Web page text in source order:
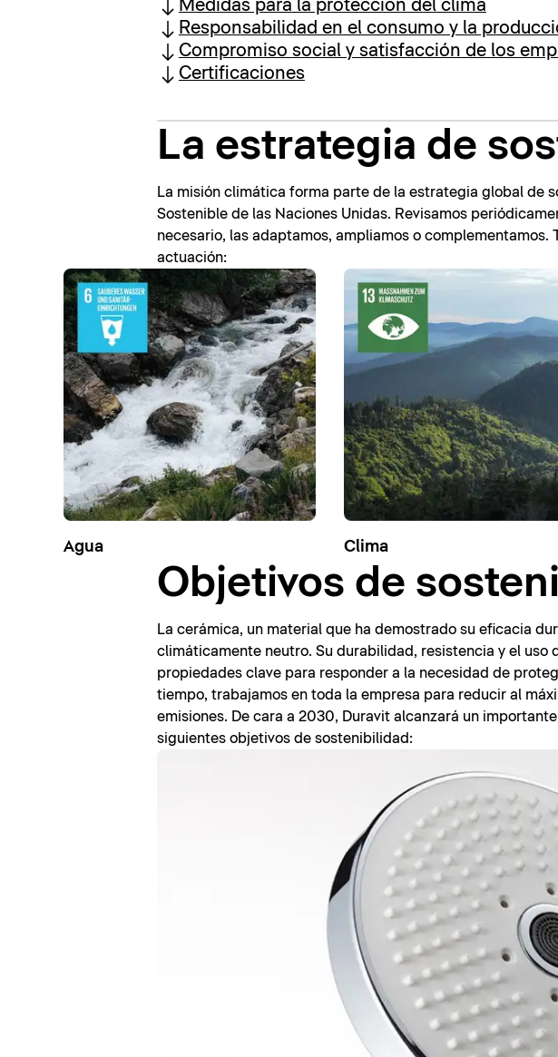
Medidas para la protección del clima
Responsabilidad en el consumo y la
Compromiso social y satisfacción de los
Certificaciones
La estrategia de
La misión climática forma parte de la estrategia global de
Sostenible de las Naciones Unidas. Revisamos
necesario, las adaptamos, ampliamos o
actuación:
Agua Clima
Objetivos de
La cerámica, un material que ha demostrado su eficacia
climáticamente neutro. Su durabilidad, resistencia y el
propiedades clave para responder a la necesidad de
tiempo, trabajamos en toda la empresa para reducir al
emisiones. De cara a 2030, Duravit alcanzará un
siguientes objetivos de sostenibilidad: